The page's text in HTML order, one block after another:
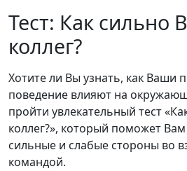
Тест: Как сильно
коллег?
Хотите ли Вы узнать, как Ваши
поведение влияют на
пройти увлекательный тест
коллег?», который поможет
сильные и слабые стороны во
командой.